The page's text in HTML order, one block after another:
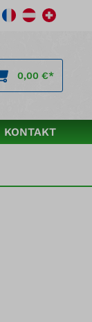
0,00 €*
KONTAKT